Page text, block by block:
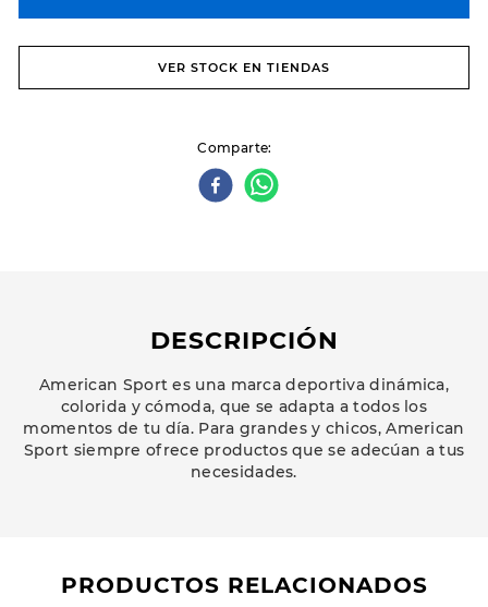
VER STOCK EN TIENDAS
Comparte
DESCRIPCIÓN
American Sport es una marca deportiva dinámica,
colorida y cómoda, que se adapta a todos los
momentos de tu día. Para grandes y chicos, American
Sport siempre ofrece productos que se adecúan a tus
necesidades.
PRODUCTOS RELACIONADOS